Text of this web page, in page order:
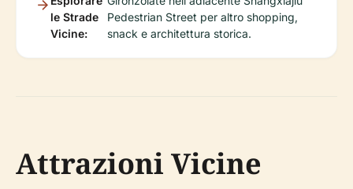
le Strade
Vicine:
Pedestrian Street per altro shopping,
snack e architettura storica.
Attrazioni Vicine